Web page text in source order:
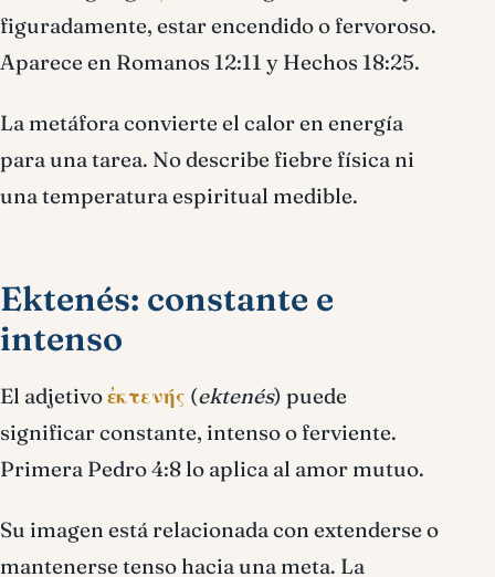
figuradamente, estar encendido o fervoroso.
Aparece en Romanos 12:11 y Hechos 18:25.
La metáfora convierte el calor en energía
para una tarea. No describe fiebre física ni
una temperatura espiritual medible.
Ektenés: constante e
intenso
El adjetivoἐκτενής (ektenés) puede
significar constante, intenso o ferviente.
Primera Pedro 4:8 lo aplica al amor mutuo.
Su imagen está relacionada con extenderse o
mantenerse tenso hacia una meta. La